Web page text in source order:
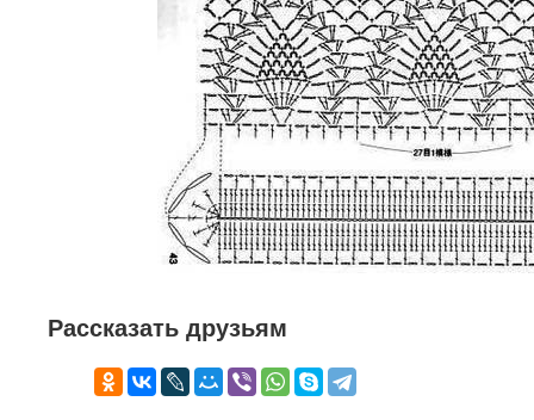
Рассказать друзьям